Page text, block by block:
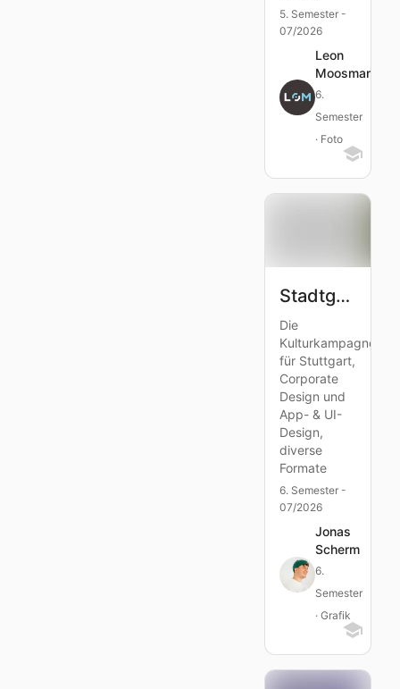
5. Semester -
07/2026
Leon
Moosmann
6.
Semester
· Foto
Stadtgeflüster - Scannen. Hören. Entdecken
Die
Kulturkampagne
für Stuttgart,
Corporate
Design und
App- & UI-
Design,
diverse
Formate
6. Semester -
07/2026
Jonas
Scherm
6.
Semester
· Grafik